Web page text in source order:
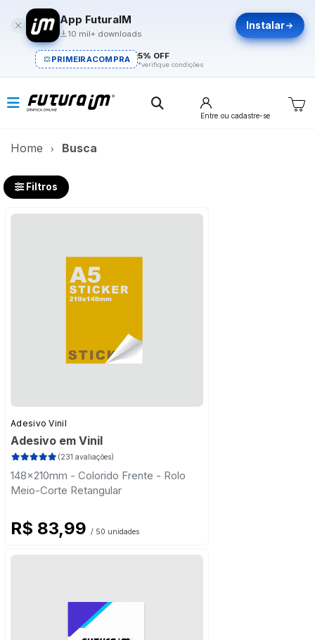
App FuturaIM
10 mil+ downloads
Instalar
PRIMEIRACOMPRA 5% OFF
*verifique condições
Entre ou cadastre-se
Home Busca
Filtros
Adesivo Vinil
Adesivo em Vinil
(231 avaliações)
148x210mm - Colorido Frente - Rolo
Meio-Corte Retangular
R$ 83,99 / 50 unidades